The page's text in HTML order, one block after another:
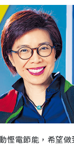
慳電節能，希望